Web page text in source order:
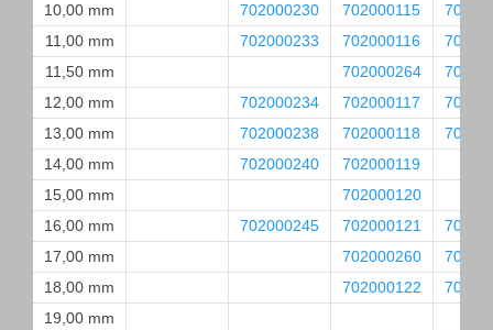
10,00 mm
702000230 702000115
11,00 mm
702000233 702000116
11,50 mm
702000264
12,00 mm
702000234 702000117
13,00 mm
702000238 702000118
14,00 mm
702000240
702000119
15,00 mm
702000120
16,00 mm
702000245 702000121
17,00 mm
702000260
18,00 mm
702000122
19,00 mm